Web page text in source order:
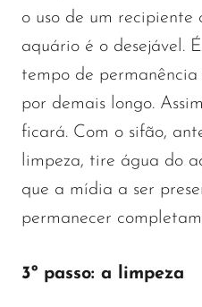
o uso de um
aquário é o desejável.
tempo de
por demais longo.
ficará. Com o sifão,
limpeza, tire água do
que a mídia a ser
permanecer
3º passo: a limpeza